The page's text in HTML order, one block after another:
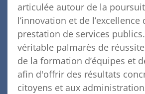
articulée autour de la
l’innovation et de l’excellence
prestation de services
véritable palmarès de
de la formation d’équipes et
afin d'offrir des résultats
citoyens et aux